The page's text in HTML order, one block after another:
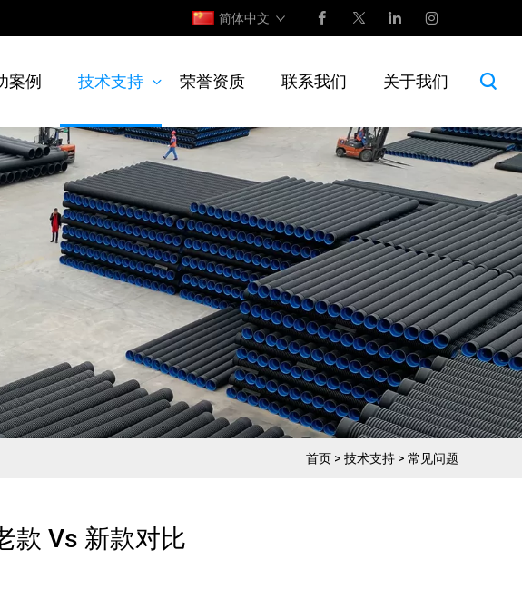
简体中文
案例 技术支持 荣誉资质 联系我们 关于我们
首页 > 技术支持 > 常见问题
款 Vs 新款对比​